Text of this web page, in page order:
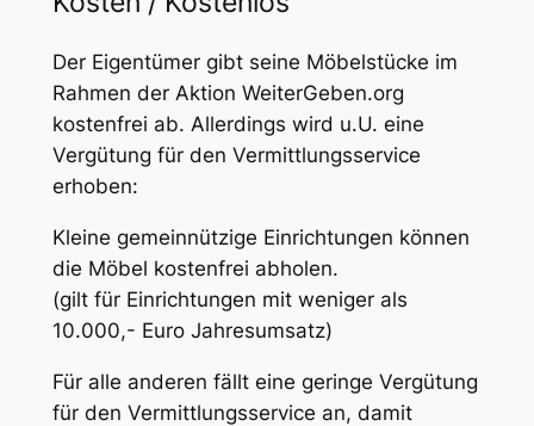
Der Eigentümer gibt seine Möbelstücke im
Rahmen der Aktion WeiterGeben.org
kostenfrei ab. Allerdings wird u.U. eine
Vergütung für den Vermittlungsservice
erhoben:
Kleine gemeinnützige Einrichtungen können
die Möbel kostenfrei abholen.
(gilt für Einrichtungen mit weniger als
10.000,- Euro Jahresumsatz)
Für alle anderen fällt eine geringe Vergütung
für den Vermittlungsservice an, damit